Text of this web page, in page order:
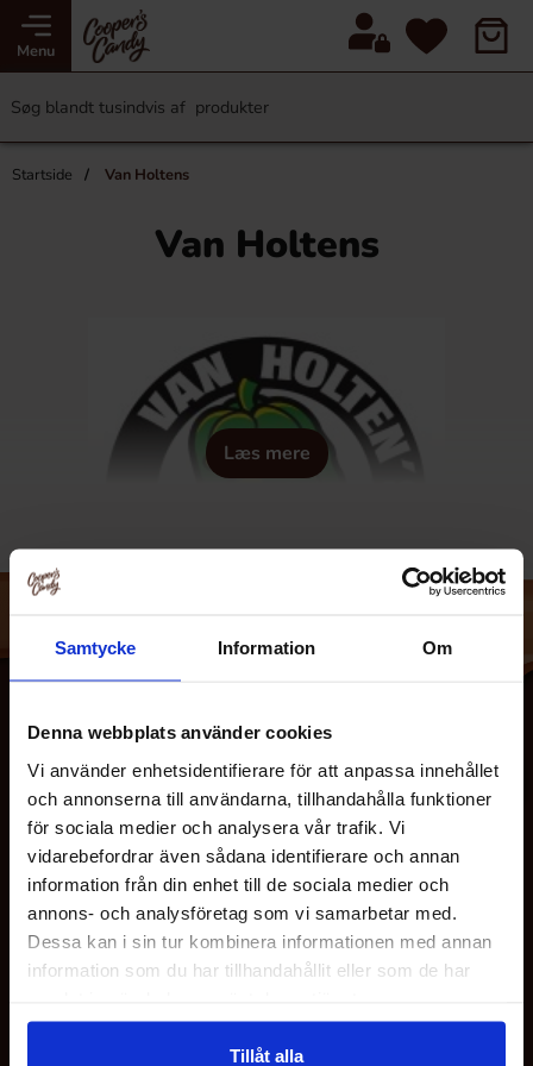
Samtycke Information Om
Denna webbplats använder cookies
Vi använder enhetsidentifierare för att anpassa innehållet
och annonserna till användarna, tillhandahålla funktioner
för sociala medier och analysera vår trafik. Vi
vidarebefordrar även sådana identifierare och annan
information från din enhet till de sociala medier och
annons- och analysföretag som vi samarbetar med.
Dessa kan i sin tur kombinera informationen med annan
information som du har tillhandahållit eller som de har
Tillåt alla
Menu
Startside Van Holtens
Van Holtens
Læs mere
hollandske immigrant Jerry G. Van Holten havde en drøm
om at skabe sin egen succesfulde virksomhed ved at blive
eddikedistributør. Ret hurtigt udvidede han og tilføjede
surkål- og pickleprodukter! Det tog ikke lang tid før Van
Holten familien udviklede den originale Pickle-In-A-Pouch
i 1939.
I dag er Pickle-In-A-Pouch stadig her og er bedre end
nogensinde før! Van Holten's Inc. har taget den individuelt
til alle grab-n-go-eventyr. Fra smag af dild til hvidløg, er
der sikkert en Van Holtens produkt for alle at elske.
OM OS